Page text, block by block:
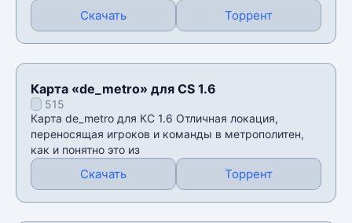
Скачать Торрент
Карта «de_metro» для CS 1.6
515
Карта de_metro для КС 1.6 Отличная локация,
переносящая игроков и команды в метрополитен,
как и понятно это из
Скачать Торрент